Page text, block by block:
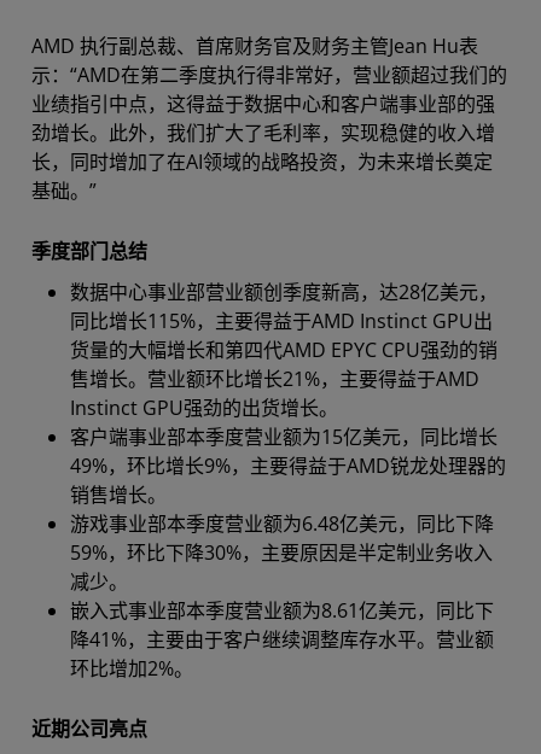
AMD 执行副总裁、首席财务官及财务主管Jean Hu表
示：“AMD在第二季度执行得非常好，营业额超过我们的
业绩指引中点，这得益于数据中心和客户端事业部的强
劲增长。此外，我们扩大了毛利率，实现稳健的收入增
长，同时增加了在AI领域的战略投资，为未来增长奠定
基础。”
季度部门总结
数据中心事业部营业额创季度新高，达28亿美元，
同比增长115%，主要得益于AMD Instinct GPU出
货量的大幅增长和第四代AMD EPYC CPU强劲的销
售增长。营业额环比增长21%，主要得益于AMD
Instinct GPU强劲的出货增长。
客户端事业部本季度营业额为15亿美元，同比增长
49%，环比增长9%，主要得益于AMD锐龙处理器的
销售增长。
游戏事业部本季度营业额为6.48亿美元，同比下降
59%，环比下降30%，主要原因是半定制业务收入
减少。
嵌入式事业部本季度营业额为8.61亿美元，同比下
降41%，主要由于客户继续调整库存水平。营业额
环比增加2%。
近期公司亮点